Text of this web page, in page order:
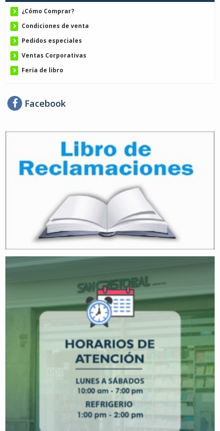
¿Cómo Comprar?
Condiciones de venta
Pedidos especiales
Ventas Corporativas
Feria de libro
Facebook